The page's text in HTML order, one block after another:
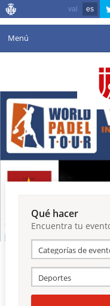
val es
Menú
Agenda
Instalaciones
Comunicación
Valencia en deporte
Reservas
Qué hacer
Encuentra tu